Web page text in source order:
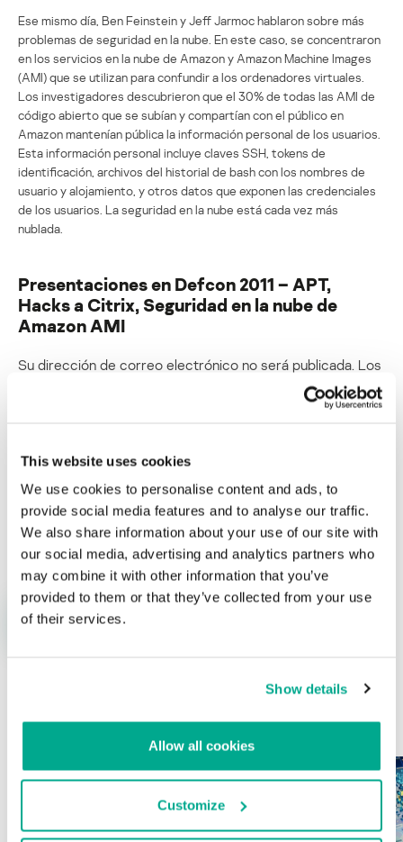
This website uses cookies
We use cookies to personalise content and ads, to
provide social media features and to analyse our traffic.
We also share information about your use of our site with
our social media, advertising and analytics partners who
may combine it with other information that you’ve
provided to them or that they’ve collected from your use
of their services.
Show details
Allow all cookies
Customize
Ese mismo día, Ben Feinstein y Jeff Jarmoc hablaron sobre más
problemas de seguridad en la nube. En este caso, se concentraron
en los servicios en la nube de Amazon y Amazon Machine Images
(AMI) que se utilizan para confundir a los ordenadores virtuales.
Los investigadores descubrieron que el 30% de todas las AMI de
código abierto que se subían y compartían con el público en
Amazon mantenían pública la información personal de los usuarios.
Esta información personal incluye claves SSH, tokens de
identificación, archivos del historial de bash con los nombres de
usuario y alojamiento, y otros datos que exponen las credenciales
de los usuarios. La seguridad en la nube está cada vez más
nublada.
Presentaciones en Defcon 2011 – APT,
Hacks a Citrix, Seguridad en la nube de
Amazon AMI
Su dirección de correo electrónico no será publicada. Los
Nombre Correo electrónico
ÚLTIMAS PUBLICACIONES